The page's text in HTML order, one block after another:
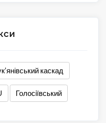
каскад
Голосіївський